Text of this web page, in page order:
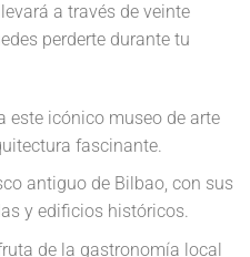
a través de veinte
perderte durante tu
este icónico museo de arte
fascinante.
antiguo de Bilbao, con sus
y edificios históricos.
de la gastronomía local